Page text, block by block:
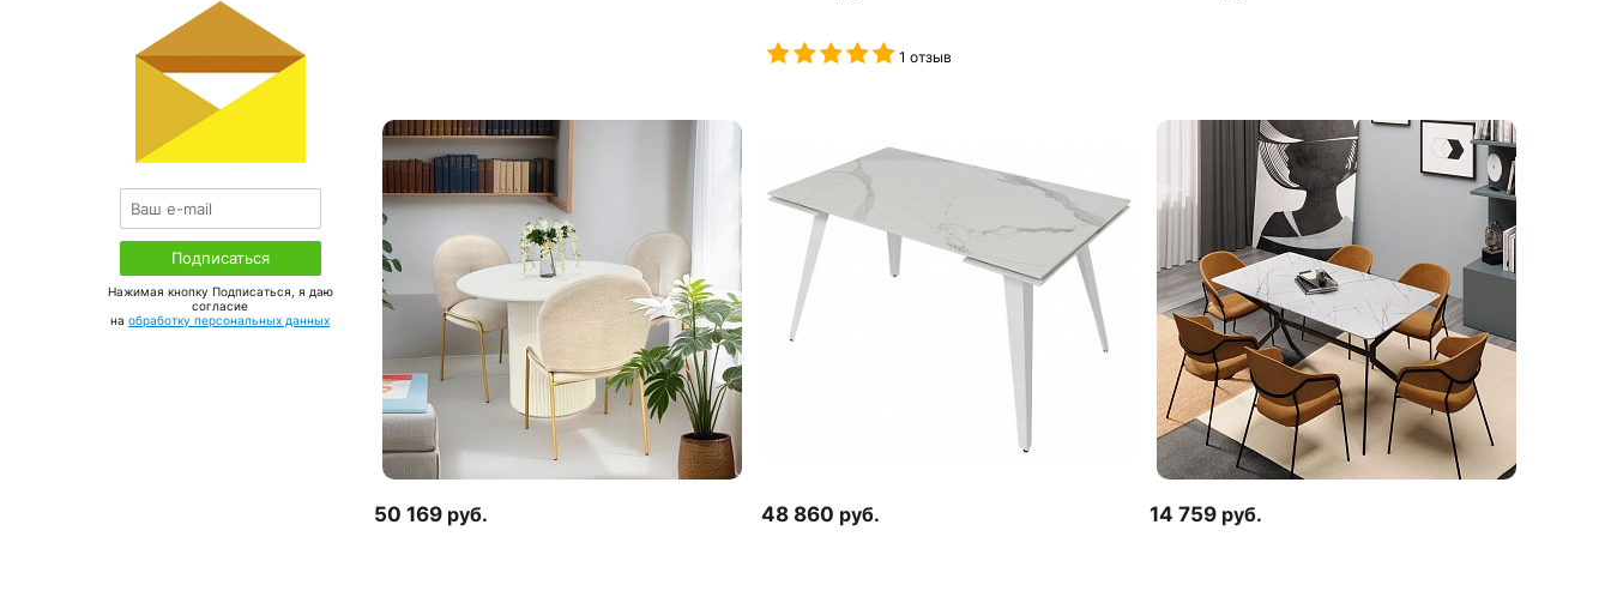
Нажимая кнопку Подписаться, я даю
соглаcие
на обработку персональных данных
1 отзыв
50 169 руб. 48 860 руб. 14 759 руб.